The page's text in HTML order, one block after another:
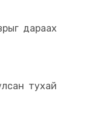
дараах
тухай